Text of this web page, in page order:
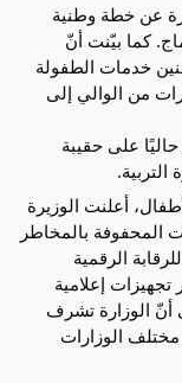
عن خطة وطنية
كما بيّنت أنّ
خدمات الطفولة
بقرارات من الوالي إلى
حاليًا على حقيبة
أعلنت الوزيرة
المحفوفة بالمخاطر
الرقمية
تجهيزات إعلامية
الوزارة تشرف
الوزارات